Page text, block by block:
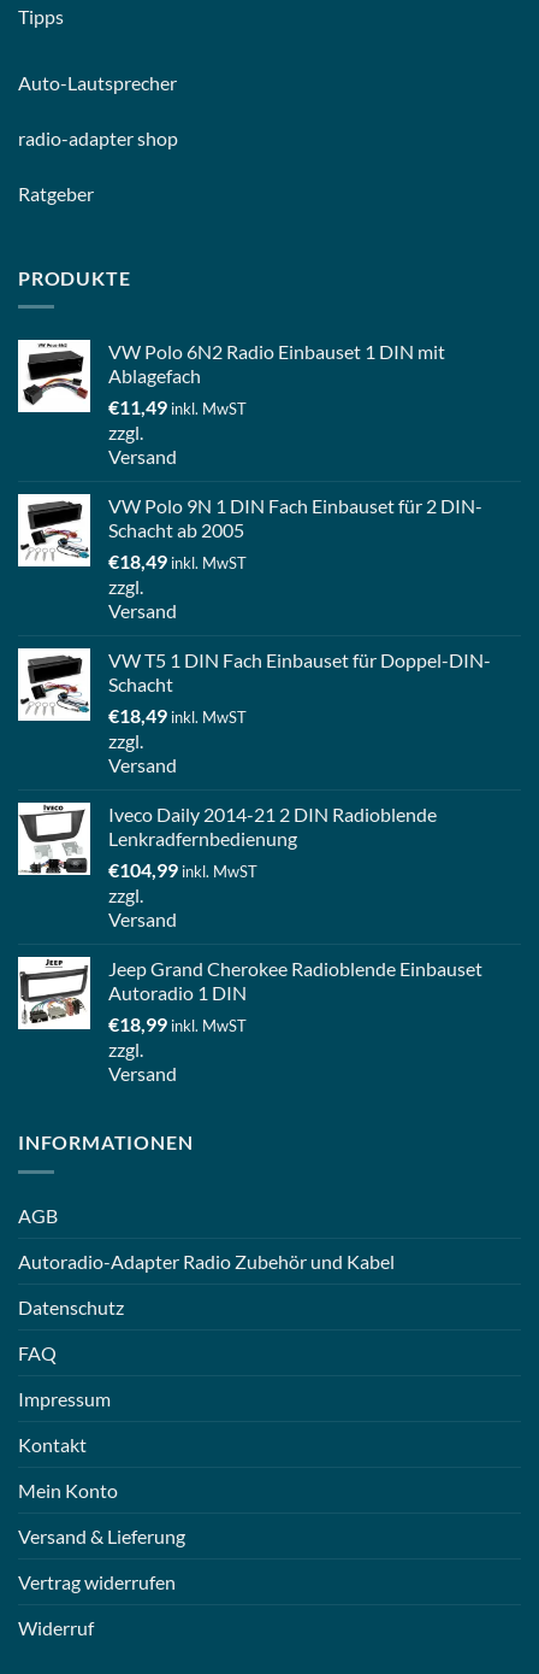
Tipps
Auto-Lautsprecher
radio-adapter shop
Ratgeber
PRODUKTE
VW Polo 6N2 Radio Einbauset 1 DIN mit
Ablagefach
€11,49 inkl. MwST
zzgl.
Versand
VW Polo 9N 1 DIN Fach Einbauset für 2 DIN-
Schacht ab 2005
€18,49 inkl. MwST
zzgl.
Versand
VW T5 1 DIN Fach Einbauset für Doppel-DIN-
Schacht
€18,49 inkl. MwST
zzgl.
Versand
Iveco Daily 2014-21 2 DIN Radioblende
Lenkradfernbedienung
€104,99 inkl. MwST
zzgl.
Versand
Jeep Grand Cherokee Radioblende Einbauset
Autoradio 1 DIN
€18,99 inkl. MwST
zzgl.
Versand
INFORMATIONEN
AGB
Autoradio-Adapter Radio Zubehör und Kabel
Datenschutz
FAQ
Impressum
Kontakt
Mein Konto
Versand & Lieferung
Vertrag widerrufen
Widerruf